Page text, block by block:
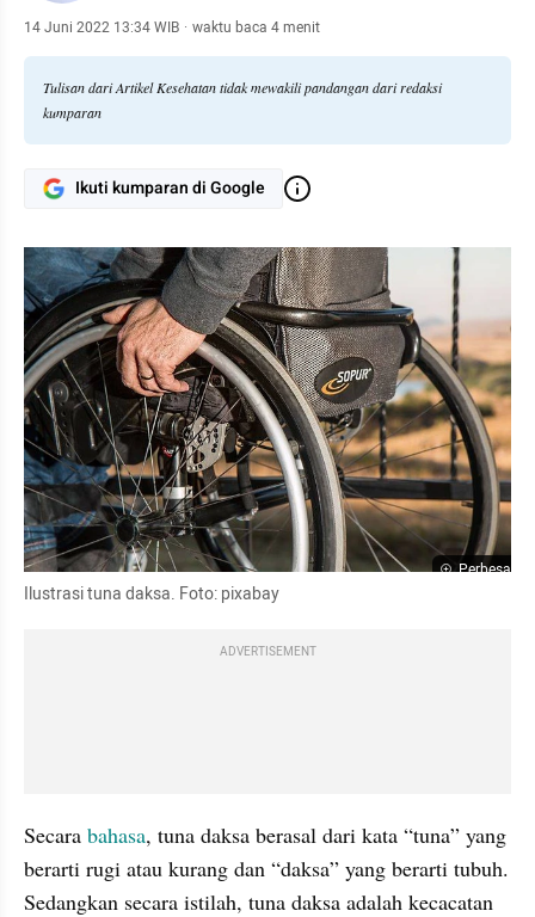
14 Juni 2022 13:34 WIB · waktu baca 4 menit
Tulisan dari Artikel Kesehatan tidak mewakili pandangan dari redaksi
kumparan
Ikuti kumparan di Google
Perbesar
Ilustrasi tuna daksa. Foto: pixabay
ADVERTISEMENT
Secara bahasa, tuna daksa berasal dari kata “tuna” yang
berarti rugi atau kurang dan “daksa” yang berarti tubuh.
Sedangkan secara istilah, tuna daksa adalah kecacatan